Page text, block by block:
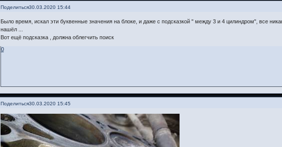
Поделиться30.03.2020 15:44
Было время, искал эти буквенные значения на блоке, и даже с подсказкой " между 3 и 4 цилиндром", все
нашёл ...
Вот ещё подсказка , должна облегчить поиск
0
Поделиться30.03.2020 15:45